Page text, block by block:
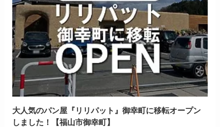
大人気のパン屋『リリパット』御幸町に移転オープン
しました！【福山市御幸町】